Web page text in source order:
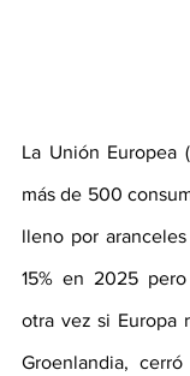
La Unión Europea
más de 500
lleno por
15% en 2025
otra vez si Europa
Groenlandia,